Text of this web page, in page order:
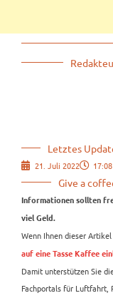
Letztes
21. Juli 2022 17:08
Give a
Informationen sollten
viel Geld.
Wenn Ihnen dieser
auf eine Tasse Kaffee
Damit unterstützen Sie
Fachportals für Luftfahrt,